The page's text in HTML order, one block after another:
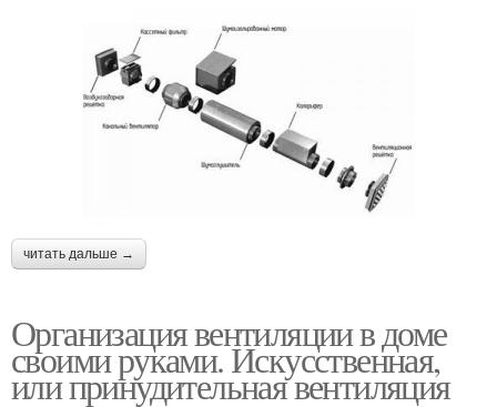
читать дальше →
Организация вентиляции в доме
своими руками. Искусственная,
или принудительная вентиляция